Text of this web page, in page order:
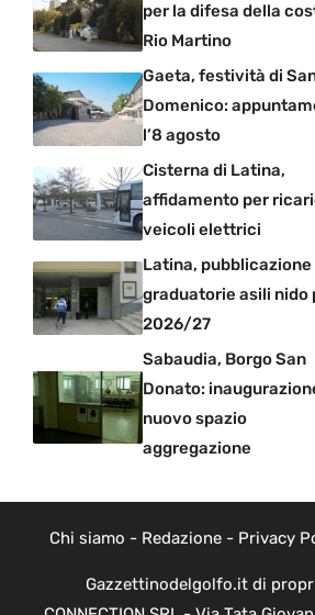
per la difesa della
Rio Martino
Gaeta, festività di
Domenico:
l’8 agosto
Cisterna di Latina,
affidamento per
veicoli elettrici
Latina, pubblicazione
graduatorie asili nido
2026/27
Sabaudia, Borgo San
Donato:
nuovo spazio
aggregazione
Chi siamo - Redazione- Privacy
Gazzettinodelgolfo.it di